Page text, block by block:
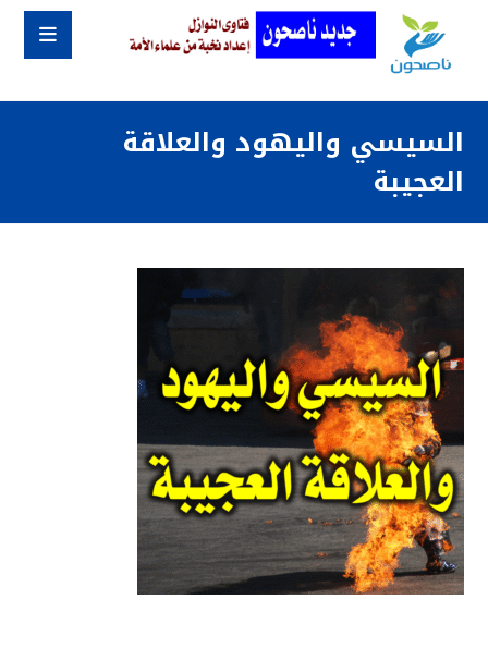
السيسي واليهود والعلاقة
العجيبة